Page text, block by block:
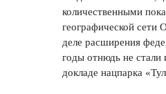
количественными
географической сети
деле расширения
годы отнюдь не стали
докладе нацпарка